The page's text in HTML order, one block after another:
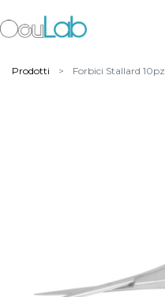
Prodotti Forbici Stallard 10pz